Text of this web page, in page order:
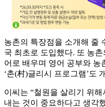
농촌의 특장점을 소개해 줄
국 최초로 도입했다. 또 농
어로 배우며 영어 공부와 농
‘촌(村)글리시 프로그램’도
이씨는 “철원을 살리기 위
내는 것이 중요하다고 생각